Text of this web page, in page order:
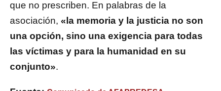
que no prescriben. En palabras de la
asociación, «la memoria y la justicia no son
una opción, sino una exigencia para todas
las víctimas y para la humanidad en su
conjunto».